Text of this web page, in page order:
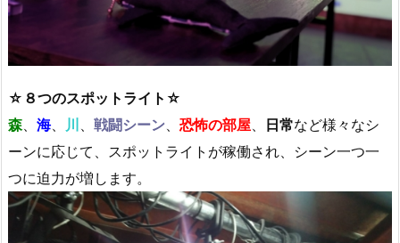
☆８つのスポットライト☆
森
海、 川 戦闘シーン 恐怖の部屋 日常など様々なシ
ーンに応じて、スポットライトが稼働され、シーン一つ一
つに迫力が増します。